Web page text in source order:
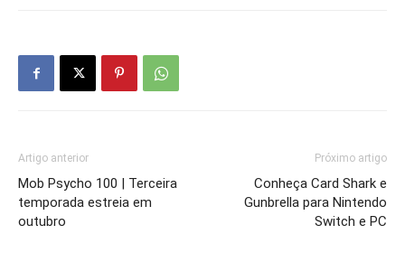
Artigo anterior
Mob Psycho 100 | Terceira
temporada estreia em
outubro
Próximo artigo
Conheça Card Shark e
Gunbrella para Nintendo
Switch e PC